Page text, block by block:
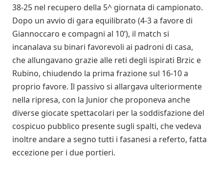
38-25 nel recupero della 5^ giornata di campionato.
Dopo un avvio di gara equilibrato (4-3 a favore di
Giannoccaro e compagni al 10’), il match si
incanalava su binari favorevoli ai padroni di casa,
che allungavano grazie alle reti degli ispirati Brzic e
Rubino, chiudendo la prima frazione sul 16-10 a
proprio favore. Il passivo si allargava ulteriormente
nella ripresa, con la Junior che proponeva anche
diverse giocate spettacolari per la soddisfazione del
cospicuo pubblico presente sugli spalti, che vedeva
inoltre andare a segno tutti i fasanesi a referto, fatta
eccezione per i due portieri.